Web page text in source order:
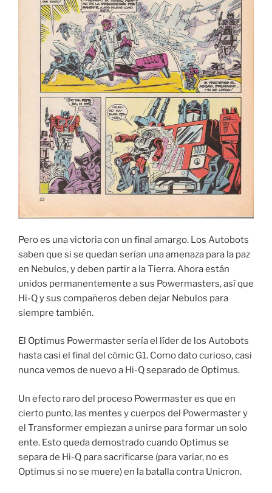
Pero es una victoria con un final amargo. Los Autobots
saben que si se quedan serían una amenaza para la paz
en Nebulos, y deben partir a la Tierra. Ahora están
unidos permanentemente a sus Powermasters, así que
Hi-Q y sus compañeros deben dejar Nebulos para
siempre también.
El Optimus Powermaster sería el líder de los Autobots
hasta casi el final del cómic G1. Como dato curioso, casi
nunca vemos de nuevo a Hi-Q separado de Optimus.
Un efecto raro del proceso Powermaster es que en
cierto punto, las mentes y cuerpos del Powermaster y
el Transformer empiezan a unirse para formar un solo
ente. Esto queda demostrado cuando Optimus se
separa de Hi-Q para sacrificarse (para variar, no es
Optimus si no se muere) en la batalla contra Unicron.